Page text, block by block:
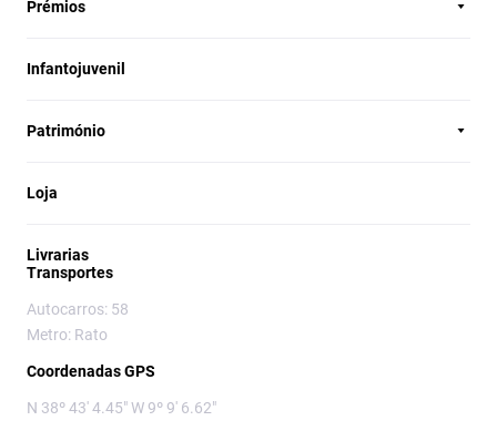
Prémios
Infantojuvenil
Património
Loja
Livrarias
Transportes
Autocarros: 58
Metro: Rato
Coordenadas GPS
N 38º 43' 4.45" W 9º 9' 6.62"